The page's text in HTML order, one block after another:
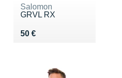
Salomon
GRVL RX
50 €
Vendu 50 €